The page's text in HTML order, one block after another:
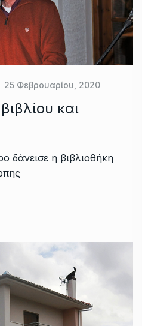
25 Φεβρουαρίου, 2020
και
δάνεισε η βιβλιοθήκη